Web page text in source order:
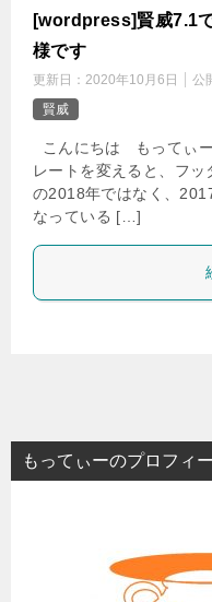
[wordpress]賢威7.1
様です
更新日： 2020年10月6日 公
賢威
こんにちは もってぃ
レートを変えると、フ
の2018年ではなく、
なっている […]
もってぃーのプロフィ